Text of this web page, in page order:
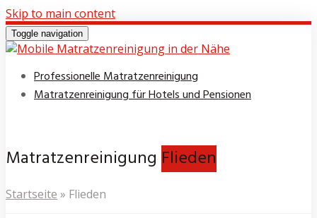
Skip to main content
Toggle navigation
Professionelle Matratzenreinigung
Matratzenreinigung für Hotels und Pensionen
Matratzenreinigung Flieden
Startseite » Flieden